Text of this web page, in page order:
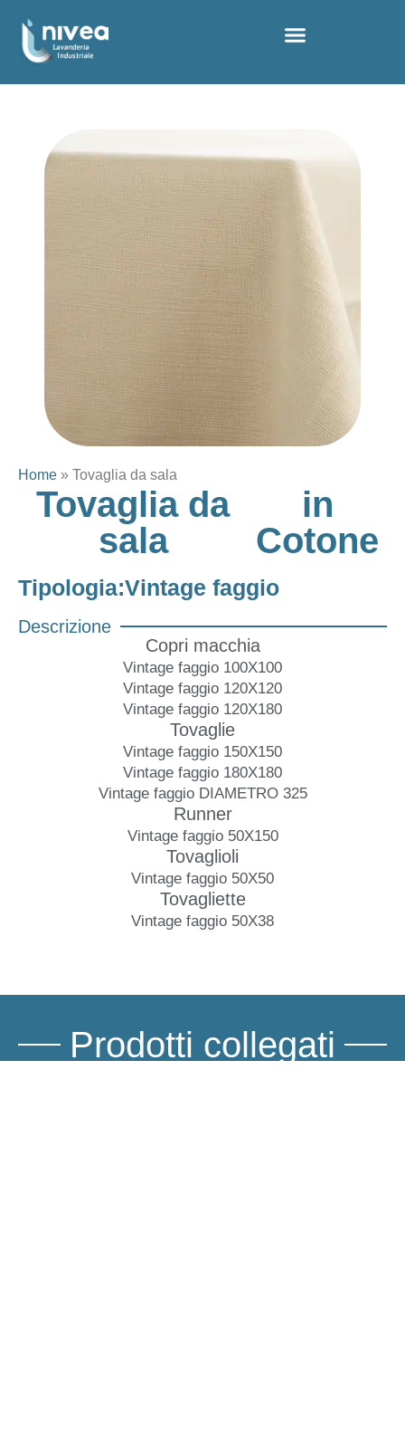
Home » Tovaglia da sala
Tovaglia da
sala
in
Cotone
Tipologia:Vintage faggio
Descrizione
Copri macchia
Vintage faggio 100X100
Vintage faggio 120X120
Vintage faggio 120X180
Tovaglie
Vintage faggio 150X150
Vintage faggio 180X180
Vintage faggio DIAMETRO 325
Runner
Vintage faggio 50X150
Tovaglioli
Vintage faggio 50X50
Tovagliette
Vintage faggio 50X38
Prodotti collegati